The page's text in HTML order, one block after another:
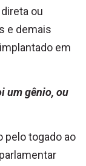
direta ou
e demais
em
um gênio, ou
pelo togado ao